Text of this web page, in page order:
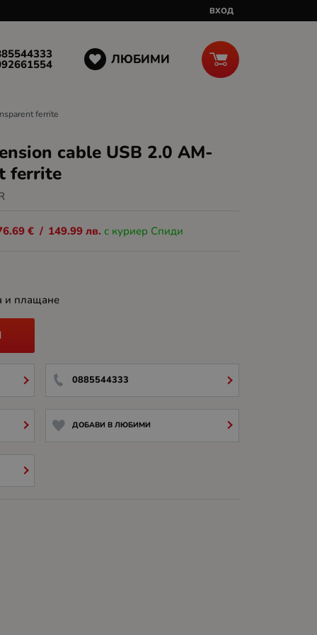
ВХОД
ЛЮБИМИ
ferrite
cable USB 2.0 AM-
ferrite
€ / 149.99 лв. с куриер Спиди
и плащане
0885544333
ДОБАВИ В ЛЮБИМИ